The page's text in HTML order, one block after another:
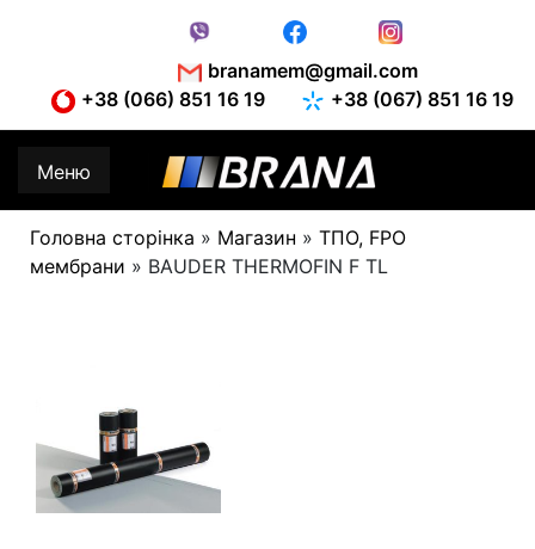
+38 (066) 851 16 19
+38 (067) 851 16 19
branamem@gmail.com
Меню
Головна сторінка » Магазин » ТПО, FPO
мембрани » BAUDER THERMOFIN F TL